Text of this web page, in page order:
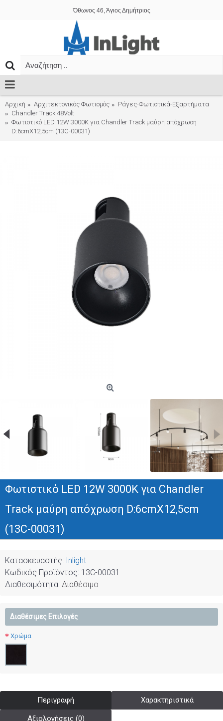
Όθωνος 46, Άγιος Δημήτριος
Αρχική Αρχιτεκτονικός Φωτισμός
Ράγες-Φωτιστικά-Εξαρτήματα
Chandler Track 48Volt
Φωτιστικό LED 12W 3000K για Chandler Track μαύρη απόχρωση
D:6cmX12,5cm (13C-00031)
Φωτιστικό LED 12W 3000K για Chandler
Track μαύρη απόχρωση D:6cmX12,5cm
(13C-00031)
Κατασκευαστής: Inlight
Κωδικός Προϊόντος: 13C-00031
Διαθεσιμότητα: Διαθέσιμο
Διαθέσιμες Επιλογές
Χρώμα
Περιγραφή Χαρακτηριστικά
Αξιολογήσεις (0)